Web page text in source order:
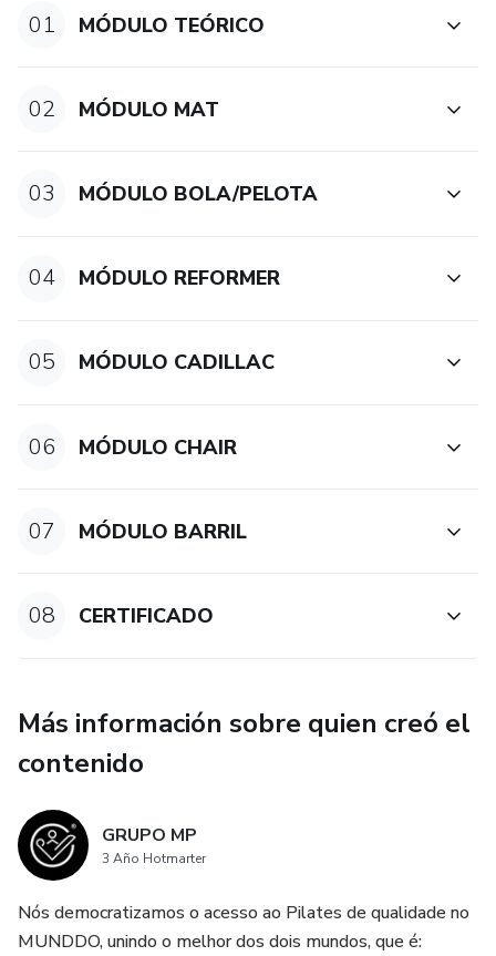
01 MÓDULO TEÓRICO
02 MÓDULO MAT
03 MÓDULO BOLA/PELOTA
04 MÓDULO REFORMER
05 MÓDULO CADILLAC
06 MÓDULO CHAIR
07 MÓDULO BARRIL
08 CERTIFICADO
Más información sobre quien creó el
contenido
GRUPO MP
3 Año Hotmarter
Nós democratizamos o acesso ao Pilates de qualidade no
MUNDDO, unindo o melhor dos dois mundos, que é: